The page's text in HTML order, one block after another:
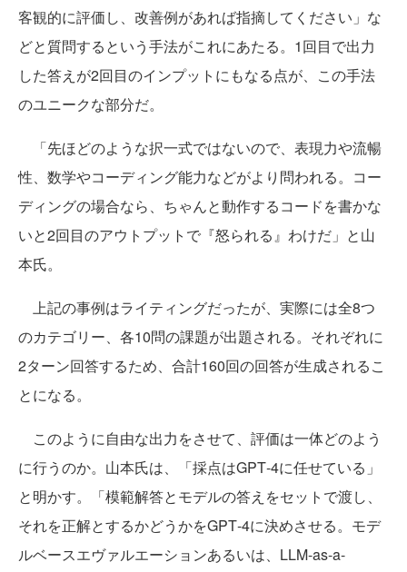
客観的に評価し、改善例があれば指摘してください」な
どと質問するという手法がこれにあたる。1回目で出力
した答えが2回目のインプットにもなる点が、この手法
のユニークな部分だ。
「先ほどのような択一式ではないので、表現力や流暢
性、数学やコーディング能力などがより問われる。コー
ディングの場合なら、ちゃんと動作するコードを書かな
いと2回目のアウトプットで『怒られる』わけだ」と山
本氏。
上記の事例はライティングだったが、実際には全8つ
のカテゴリー、各10問の課題が出題される。それぞれに
2ターン回答するため、合計160回の回答が生成されるこ
とになる。
このように自由な出力をさせて、評価は一体どのよう
に行うのか。山本氏は、「採点はGPT‐4に任せている」
と明かす。「模範解答とモデルの答えをセットで渡し、
それを正解とするかどうかをGPT‐4に決めさせる。モデ
ルベースエヴァルエーションあるいは、LLM-as-a-